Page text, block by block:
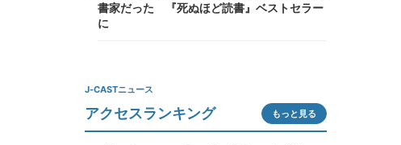
書家だった 『死ぬほど読書』ベストセラー
に
J-CASTニュース
アクセスランキング もっと見る